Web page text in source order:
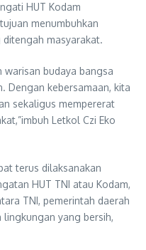
HUT Kodam
menumbuhkan
masyarakat.
budaya bangsa
Dengan kebersamaan, kita
sekaligus mempererat
Letkol Czi Eko
terus dilaksanakan
HUT TNI atau Kodam,
TNI, pemerintah daerah
lingkungan yang bersih,